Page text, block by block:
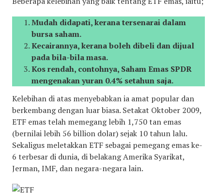
Mudah didapati, kerana tersenarai dalam
bursa saham.
Kecairannya, kerana boleh dibeli dan dijual
pada bila-bila masa.
Kos rendah, contohnya, Saham Emas SPDR
mengenakan yuran 0.4% setahun saja.
Kelebihan di atas menyebabkan ia amat popular dan
berkembang dengan luar biasa. Setakat Oktober 2009,
ETF emas telah memegang lebih 1,750 tan emas
(bernilai lebih 56 billion dolar) sejak 10 tahun lalu.
Sekaligus meletakkan ETF sebagai pemegang emas ke-
6 terbesar di dunia, di belakang Amerika Syarikat,
Jerman, IMF, dan negara-negara lain.